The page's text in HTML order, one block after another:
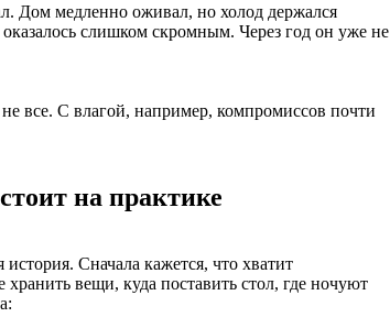
Дом медленно оживал, но холод держался
слишком скромным. Через год он уже не
все. С влагой, например, компромиссов почти
на практике
Сначала кажется, что хватит
вещи, куда поставить стол, где ночуют